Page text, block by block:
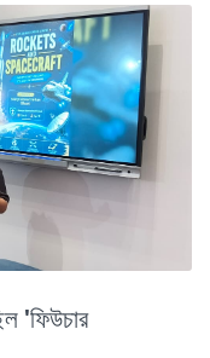
'ফিউচার